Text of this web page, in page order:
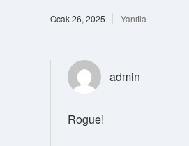
Ocak 26, 2025 Yanıtla
admin
Rogue!